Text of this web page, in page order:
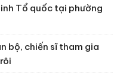
Tổ quốc tại phường
bộ, chiến sĩ tham gia